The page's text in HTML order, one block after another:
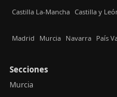
Castilla La-Mancha Castilla y
Madrid Murcia Navarra País
Secciones
Murcia